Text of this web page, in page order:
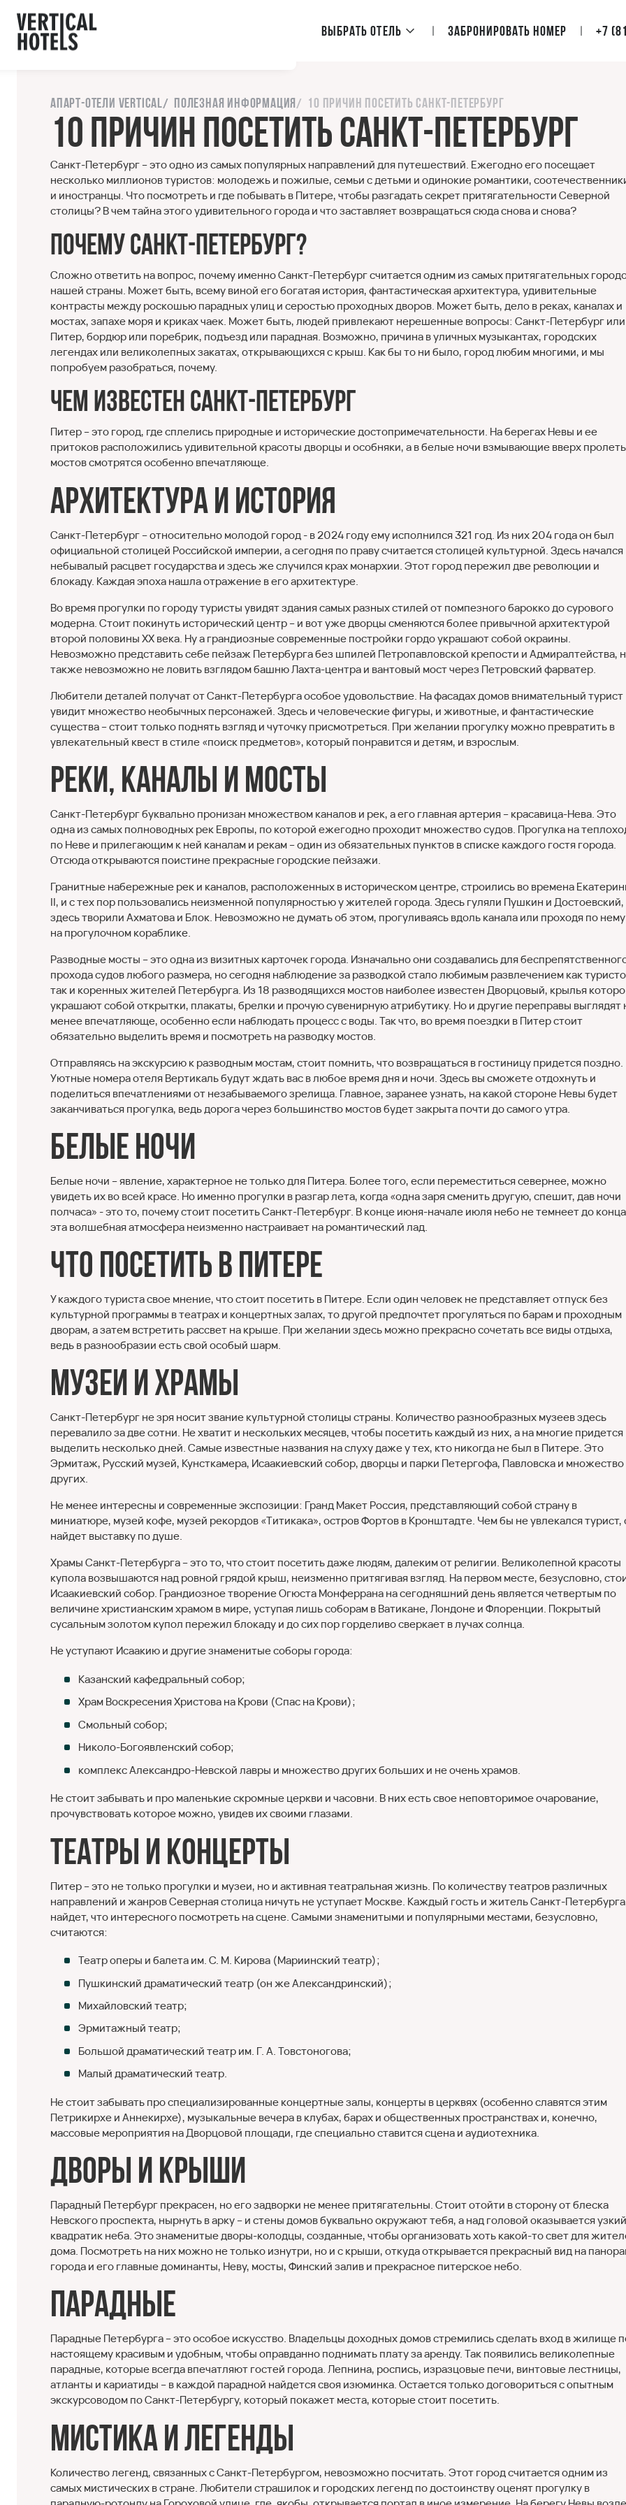
Выбрать отель Забронировать номер +7
Апарт-отели Vertical Полезная информация 10 причин посетить Санкт-Петербург
10 причин посетить Санкт-Петербург
Санкт-Петербург – это одно из самых популярных направлений для путешествий. Ежегодно его посещает
несколько миллионов туристов: молодежь и пожилые, семьи с детьми и одинокие романтики,
и иностранцы. Что посмотреть и где побывать в Питере, чтобы разгадать секрет притягательности Северной
столицы? В чем тайна этого удивительного города и что заставляет возвращаться сюда снова и снова?
Почему Санкт-Петербург?
Сложно ответить на вопрос, почему именно Санкт-Петербург считается одним из самых притягательных
нашей страны. Может быть, всему виной его богатая история, фантастическая архитектура, удивительные
контрасты между роскошью парадных улиц и серостью проходных дворов. Может быть, дело в реках, каналах и
мостах, запахе моря и криках чаек. Может быть, людей привлекают нерешенные вопросы: Санкт-Петербург или
Питер, бордюр или поребрик, подъезд или парадная. Возможно, причина в уличных музыкантах, городских
легендах или великолепных закатах, открывающихся с крыш. Как бы то ни было, город любим многими, и мы
попробуем разобраться, почему.
Чем известен Санкт-Петербург
Питер – это город, где сплелись природные и исторические достопримечательности. На берегах Невы и ее
притоков расположились удивительной красоты дворцы и особняки, а в белые ночи взмывающие вверх
мостов смотрятся особенно впечатляюще.
Архитектура и история
Санкт-Петербург – относительно молодой город - в 2024 году ему исполнился 321 год. Из них 204 года он был
официальной столицей Российской империи, а сегодня по праву считается столицей культурной. Здесь начался
небывалый расцвет государства и здесь же случился крах монархии. Этот город пережил две революции и
блокаду. Каждая эпоха нашла отражение в его архитектуре.
Во время прогулки по городу туристы увидят здания самых разных стилей от помпезного барокко до сурового
модерна. Стоит покинуть исторический центр – и вот уже дворцы сменяются более привычной архитектурой
второй половины XX века. Ну а грандиозные современные постройки гордо украшают собой окраины.
Невозможно представить себе пейзаж Петербурга без шпилей Петропавловской крепости и Адмиралтейства,
также невозможно не ловить взглядом башню Лахта-центра и вантовый мост через Петровский фарватер.
Любители деталей получат от Санкт-Петербурга особое удовольствие. На фасадах домов внимательный турист
увидит множество необычных персонажей. Здесь и человеческие фигуры, и животные, и фантастические
существа – стоит только поднять взгляд и чуточку присмотреться. При желании прогулку можно превратить в
увлекательный квест в стиле «поиск предметов», который понравится и детям, и взрослым.
Реки, каналы и мосты
Санкт-Петербург буквально пронизан множеством каналов и рек, а его главная артерия – красавица-Нева. Это
одна из самых полноводных рек Европы, по которой ежегодно проходит множество судов. Прогулка на
по Неве и прилегающим к ней каналам и рекам – один из обязательных пунктов в списке каждого гостя города.
Отсюда открываются поистине прекрасные городские пейзажи.
Гранитные набережные рек и каналов, расположенных в историческом центре, строились во времена
II, и с тех пор пользовались неизменной популярностью у жителей города. Здесь гуляли Пушкин и Достоевский,
здесь творили Ахматова и Блок. Невозможно не думать об этом, прогуливаясь вдоль канала или проходя по нему
на прогулочном кораблике.
Разводные мосты – это одна из визитных карточек города. Изначально они создавались для
прохода судов любого размера, но сегодня наблюдение за разводкой стало любимым развлечением как
так и коренных жителей Петербурга. Из 18 разводящихся мостов наиболее известен Дворцовый, крылья
украшают собой открытки, плакаты, брелки и прочую сувенирную атрибутику. Но и другие переправы выглядят
менее впечатляюще, особенно если наблюдать процесс с воды. Так что, во время поездки в Питер стоит
обязательно выделить время и посмотреть на разводку мостов.
Отправляясь на экскурсию к разводным мостам, стоит помнить, что возвращаться в гостиницу придется поздно.
Уютные номера отеля Вертикаль будут ждать вас в любое время дня и ночи. Здесь вы сможете отдохнуть и
поделиться впечатлениями от незабываемого зрелища. Главное, заранее узнать, на какой стороне Невы будет
заканчиваться прогулка, ведь дорога через большинство мостов будет закрыта почти до самого утра.
Белые ночи
Белые ночи – явление, характерное не только для Питера. Более того, если переместиться севернее, можно
увидеть их во всей красе. Но именно прогулки в разгар лета, когда «одна заря сменить другую, спешит, дав ночи
полчаса» - это то, почему стоит посетить Санкт-Петербург. В конце июня-начале июля небо не темнеет до
эта волшебная атмосфера неизменно настраивает на романтический лад.
Что посетить в Питере
У каждого туриста свое мнение, что стоит посетить в Питере. Если один человек не представляет отпуск без
культурной программы в театрах и концертных залах, то другой предпочтет прогуляться по барам и проходным
дворам, а затем встретить рассвет на крыше. При желании здесь можно прекрасно сочетать все виды отдыха,
ведь в разнообразии есть свой особый шарм.
Музеи и храмы
Санкт-Петербург не зря носит звание культурной столицы страны. Количество разнообразных музеев здесь
перевалило за две сотни. Не хватит и нескольких месяцев, чтобы посетить каждый из них, а на многие придется
выделить несколько дней. Самые известные названия на слуху даже у тех, кто никогда не был в Питере. Это
Эрмитаж, Русский музей, Кунсткамера, Исаакиевский собор, дворцы и парки Петергофа, Павловска и множество
других.
Не менее интересны и современные экспозиции: Гранд Макет Россия, представляющий собой страну в
миниатюре, музей кофе, музей рекордов «Титикака», остров Фортов в Кронштадте. Чем бы не увлекался турист,
найдет выставку по душе.
Храмы Санкт-Петербурга – это то, что стоит посетить даже людям, далеким от религии. Великолепной красоты
купола возвышаются над ровной грядой крыш, неизменно притягивая взгляд. На первом месте, безусловно,
Исаакиевский собор. Грандиозное творение Огюста Монферрана на сегодняшний день является четвертым по
величине христианским храмом в мире, уступая лишь соборам в Ватикане, Лондоне и Флоренции. Покрытый
сусальным золотом купол пережил блокаду и до сих пор горделиво сверкает в лучах солнца.
Не уступают Исаакию и другие знаменитые соборы города:
Казанский кафедральный собор;
Храм Воскресения Христова на Крови (Спас на Крови);
Смольный собор;
Николо-Богоявленский собор;
комплекс Александро-Невской лавры и множество других больших и не очень храмов.
Не стоит забывать и про маленькие скромные церкви и часовни. В них есть свое неповторимое очарование,
прочувствовать которое можно, увидев их своими глазами.
Театры и концерты
Питер – это не только прогулки и музеи, но и активная театральная жизнь. По количеству театров различных
направлений и жанров Северная столица ничуть не уступает Москве. Каждый гость и житель Санкт-
найдет, что интересного посмотреть на сцене. Самыми знаменитыми и популярными местами, безусловно,
считаются:
Театр оперы и балета им. С. М. Кирова (Мариинский театр);
Пушкинский драматический театр (он же Александринский);
Михайловский театр;
Эрмитажный театр;
Большой драматический театр им. Г. А. Товстоногова;
Малый драматический театр.
Не стоит забывать про специализированные концертные залы, концерты в церквях (особенно славятся этим
Петрикирхе и Аннекирхе), музыкальные вечера в клубах, барах и общественных пространствах и, конечно,
массовые мероприятия на Дворцовой площади, где специально ставится сцена и аудиотехника.
Дворы и крыши
Парадный Петербург прекрасен, но его задворки не менее притягательны. Стоит отойти в сторону от блеска
Невского проспекта, нырнуть в арку – и стены домов буквально окружают тебя, а над головой оказывается узкий
квадратик неба. Это знаменитые дворы-колодцы, созданные, чтобы организовать хоть какой-то свет для
дома. Посмотреть на них можно не только изнутри, но и с крыши, откуда открывается прекрасный вид на
города и его главные доминанты, Неву, мосты, Финский залив и прекрасное питерское небо.
Парадные
Парадные Петербурга – это особое искусство. Владельцы доходных домов стремились сделать вход в жилище
настоящему красивым и удобным, чтобы оправданно поднимать плату за аренду. Так появились великолепные
парадные, которые всегда впечатляют гостей города. Лепнина, роспись, изразцовые печи, винтовые лестницы,
атланты и кариатиды – в каждой парадной найдется своя изюминка. Остается только договориться с опытным
экскурсоводом по Санкт-Петербургу, который покажет места, которые стоит посетить.
Мистика и легенды
Количество легенд, связанных с Санкт-Петербургом, невозможно посчитать. Этот город считается одним из
самых мистических в стране. Любители страшилок и городских легенд по достоинству оценят прогулку в
с сайтом.